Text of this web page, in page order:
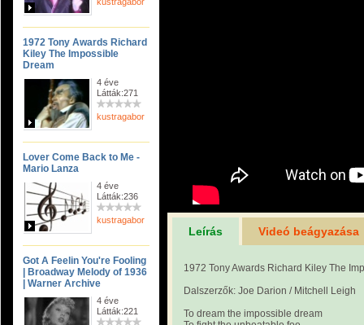
1972 Tony Awards Richard
Kiley The Impossible
Dream
4 éve
Látták:271
kustragabor
Lover Come Back to Me -
Mario Lanza
4 éve
Látták:236
kustragabor
Got A Feelin You're Fooling
| Broadway Melody of 1936
| Warner Archive
4 éve
Látták:221
Leírás Videó beágyazása
1972 Tony Awards Richard Kiley The
Dalszerzők: Joe Darion / Mitchell Leigh
To dream the impossible dream